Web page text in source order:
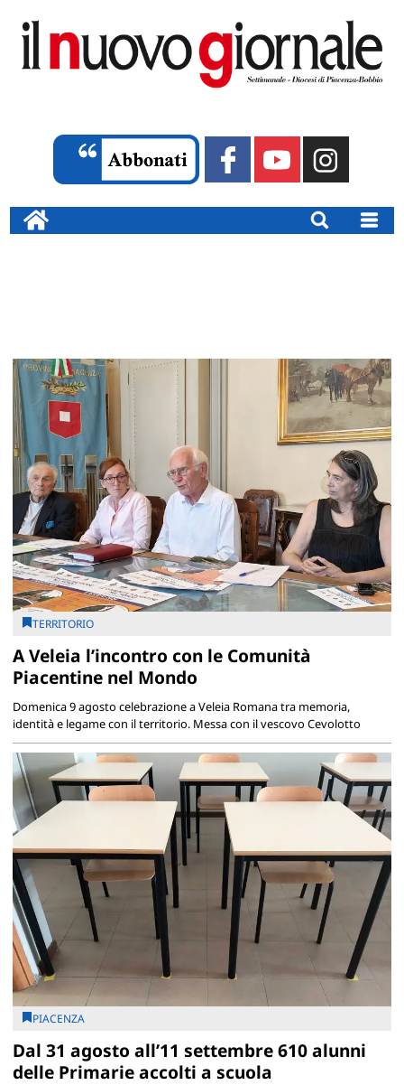
TERRITORIO
A Veleia l’incontro con le Comunità
Piacentine nel Mondo
Domenica 9 agosto celebrazione a Veleia Romana tra memoria,
identità e legame con il territorio. Messa con il vescovo Cevolotto
PIACENZA
Dal 31 agosto all’11 settembre 610 alunni
delle Primarie accolti a scuola